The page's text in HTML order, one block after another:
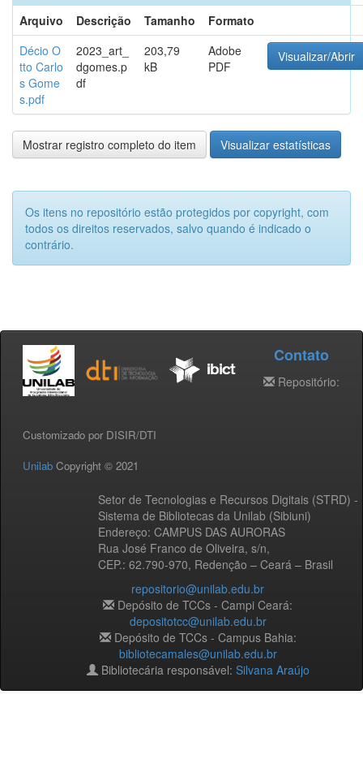
Arquivo
Descrição Tamanho
Formato
Décio O
tto Carlo
s Gome
s.pdf
2023_art_
dgomes.p
df
203,79
kB
Adobe
PDF
Visualizar/Abrir
Mostrar registro completo do item Visualizar estatísticas
Os itens no repositório estão protegidos por copyright, com
todos os direitos reservados, salvo quando é indicado o
contrário.
Customizado por DISIR/DTI
Unilab Copyright © 2021
Setor de Tecnologias e Recursos Digitais (STRD) -
Sistema de Bibliotecas da Unilab (Sibiuni)
Endereço: CAMPUS DAS AURORAS
Rua José Franco de Oliveira, s/n,
CEP.: 62.790-970, Redenção – Ceará – Brasil
Contato
Repositório:
repositorio@unilab.edu.br
Depósito de TCCs - Campi Ceará:
depositotcc@unilab.edu.br
Depósito de TCCs - Campus Bahia:
bibliotecamales@unilab.edu.br
Bibliotecária responsável: Silvana Araújo